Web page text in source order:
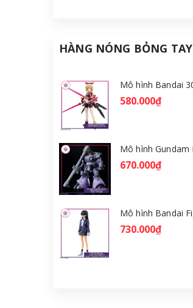
HÀNG NÓNG BỎNG TAY
580.000₫
670.000₫
730.000₫